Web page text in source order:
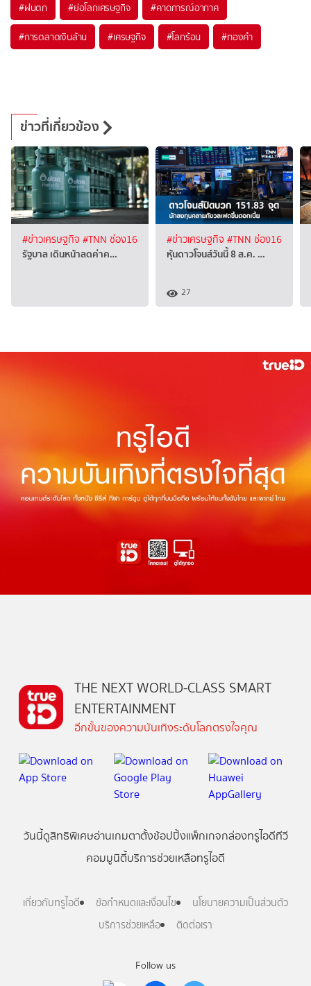
#ฝนตก #ย่อโลกเศรษฐกิจ #คาดการณ์อากาศ
#การตลาดเงินล้าน #เศรษฐกิจ #โลกร้อน #ทองคำ
ข่าวที่เกี่ยวข้อง
#ข่าวเศรษฐกิจ #TNN ช่อง16
รัฐบาล เดินหน้าลดค่าค…
#ข่าวเศรษฐกิจ #TNN ช่อง16
หุ้นดาวโจนส์วันนี้ 8 ส.ค. …
27
Follow us
THE NEXT WORLD-CLASS SMART
ENTERTAINMENT
อีกขั้นของความบันเทิงระดับโลกตรงใจคุณ
วันนี้ดูสิทธิพิเศษอ่านเกมตาตั้งช้อปปิ้งแพ็กเกจกล่องทรูไอดีทีวี
คอมมูนิตี้บริการช่วยเหลือทรูไอดี
เกี่ยวกับทรูไอดี ข้อกำหนดและเงื่อนไข
นโยบายความเป็นส่วนตัว
บริการช่วยเหลือ
ติดต่อเรา